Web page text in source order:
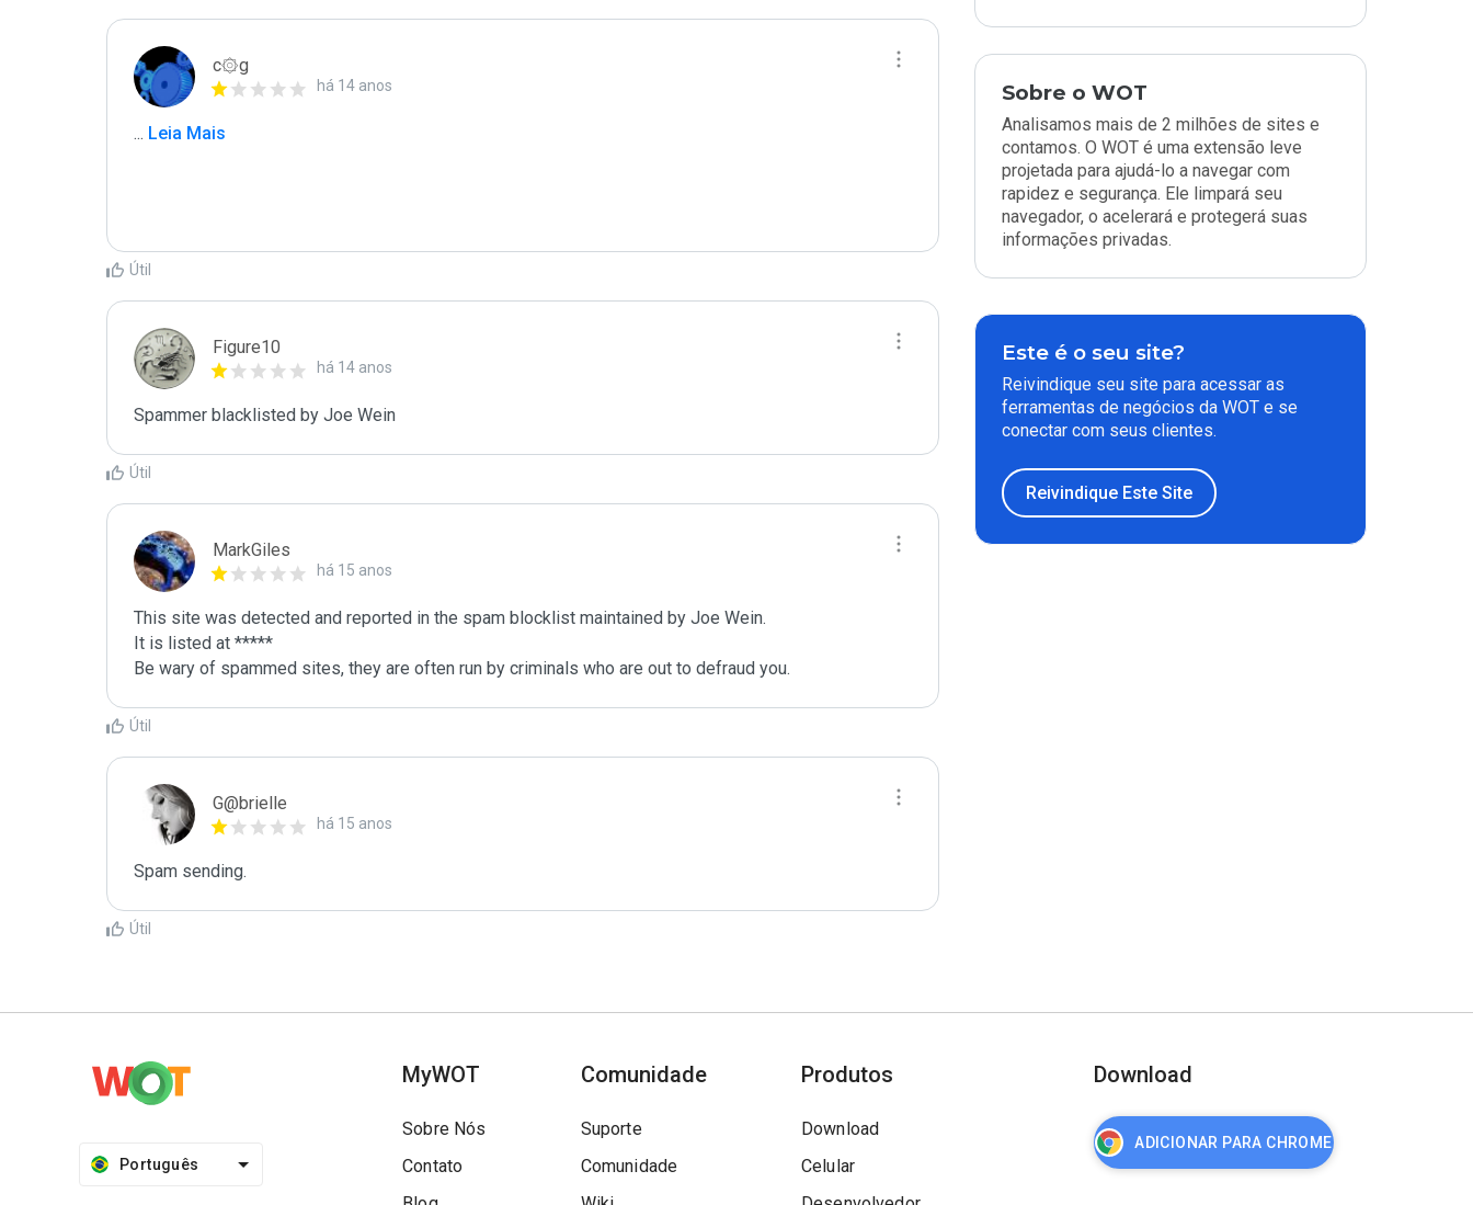
c۞g
há 14 anos
... Leia Mais
Útil
Figure10
há 14 anos
Spammer blacklisted by Joe Wein
Útil
MarkGiles
há 15 anos
This site was detected and reported in the spam blocklist maintained by Joe Wein.
It is listed at *****
Be wary of spammed sites, they are often run by criminals who are out to defraud you.
Útil
G@brielle
há 15 anos
Spam sending.
Útil
Sobre o WOT
Analisamos mais de 2 milhões de sites e
contamos. O WOT é uma extensão leve
projetada para ajudá-lo a navegar com
rapidez e segurança. Ele limpará seu
navegador, o acelerará e protegerá suas
informações privadas.
Este é o seu site?
Reivindique seu site para acessar as
ferramentas de negócios da WOT e se
conectar com seus clientes.
Reivindique Este Site
Português
MyWOT
Sobre Nós
Contato
Comunidade
Suporte
Comunidade
Produtos
Download
Celular
Download
ADICIONAR PARA CHROME